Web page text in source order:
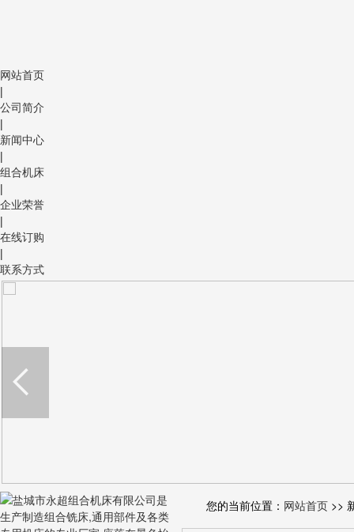
网站首页
|
公司简介
|
新闻中心
|
组合机床
|
企业荣誉
|
在线订购
|
联系方式
您的当前位置： 网站首页 >>